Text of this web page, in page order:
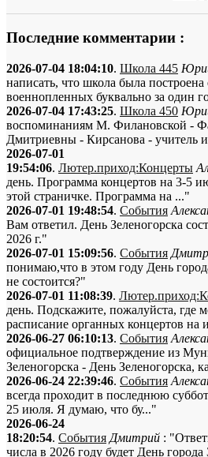
Последние комментарии :
2026-07-04 18:04:10. Школа 445
написать, что школа была
военнопленных буквально за один
2026-07-04 17:43:25. Школа 450
воспоминаниям М. Филановской -
Дмитриевны - Кирсанова - учитель
2026-07-01
19:54:06. Лютер.приход:Концерты
день. Программа концертов на 3-5
этой страничке. Программа на ..."
2026-07-01 19:48:54. События
Вам ответил. День Зеленогорска
2026 г."
2026-07-01 15:09:56. События
понимаю,что в этом году День
не состоится?"
2026-07-01 11:08:39.
день. Подскажите, пожалуйста, где
расписание органных концертов на
2026-06-27 06:10:13. События
официальное подтверждение из
Зеленогорска - День Зеленогорска,
2026-06-24 22:39:46. События
всегда проходит в последнюю
25 июля. Я думаю, что бу..."
2026-06-24
18:20:54. События Дмитрий :
числа в 2026 году будет День